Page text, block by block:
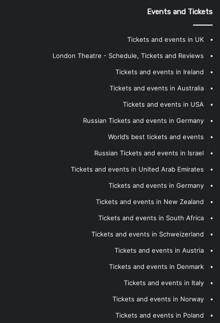
Events and Tickets
Tickets and events in UK
London Theatre - Schedule, Tickets and Reviews
Tickets and events in Ireland
Tickets and events in Australia
Tickets and events in USA
Russian Tickets and events in Germany
World’s best tickets and events
Russian Tickets and events in Israel
Tickets and events in United Arab Emirates
Tickets and events in Germany
Tickets and events in New Zealand
Tickets and events in South Africa
Tickets and events in Schweizerland
Tickets and events in Austria
Tickets and events in Denmark
Tickets and events in Italy
Tickets and events in Norway
Tickets and events in Poland